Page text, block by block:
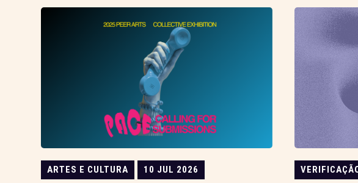
ARTES E CULTURA 10 JUL 2026